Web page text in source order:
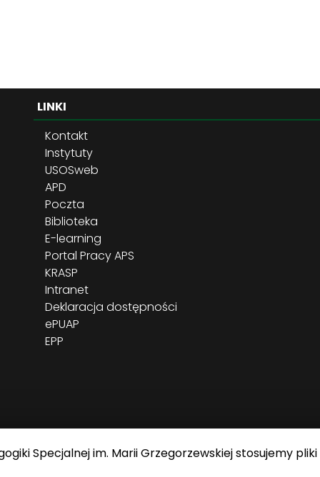
LINKI
Kontakt
Instytuty
USOSweb
APD
Poczta
Biblioteka
E-learning
Portal Pracy APS
KRASP
Intranet
Deklaracja dostępności
ePUAP
EPP
im. Marii Grzegorzewskiej
Specjalnej im. Marii Grzegorzewskiej stosujemy pliki